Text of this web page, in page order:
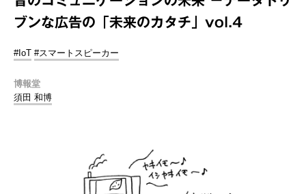
ブンな広告の「未来のカタチ」vol.4
#IoT #スマートスピーカー
博報堂
須田 和博